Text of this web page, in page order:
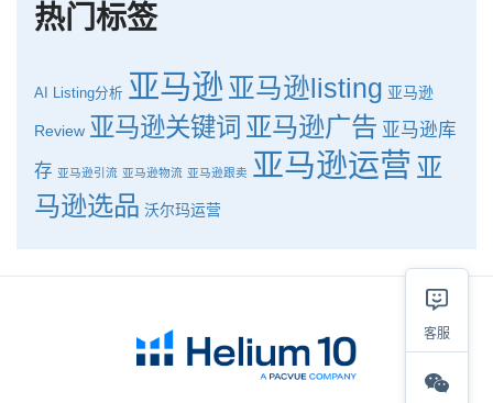
热门标签
AI Listing分析 亚马逊 亚马逊listing 亚马逊
Review 亚马逊关键词 亚马逊广告 亚马逊库
存 亚马逊引流 亚马逊物流 亚马逊跟卖 亚马逊运营 亚
马逊选品 沃尔玛运营
客服